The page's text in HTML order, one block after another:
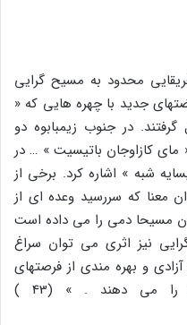
محدود به مسیح گرایی
جدید با چهره هایی که «
در جنوب زیمبابوه دو
مای کازاوجان باتیسیت » … در
شبه » اشاره کرد. برخی از
معنا که سررسید وعده ای از
مسیحا دمی را می داده است
نیز اثری می توان سراغ
و بهره مندی از فرصتهای
زندگی و استقلال و خوبسندگی را می دهند . » (43 )